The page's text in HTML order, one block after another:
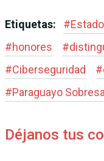
Etiquetas: #
#honores #
#Ciberseguridad #
#Paraguayo
Déjanos tus